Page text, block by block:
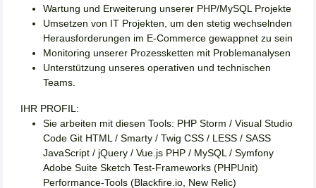
Wartung und Erweiterung unserer PHP/MySQL Projekte
Umsetzen von IT Projekten, um den stetig wechselnden
Herausforderungen im E-Commerce gewappnet zu sein
Monitoring unserer Prozessketten mit Problemanalysen
Unterstützung unseres operativen und technischen
Teams.
IHR PROFIL:
Sie arbeiten mit diesen Tools: PHP Storm / Visual Studio
Code Git HTML / Smarty / Twig CSS / LESS / SASS
JavaScript / jQuery / Vue.js PHP / MySQL / Symfony
Adobe Suite Sketch Test-Frameworks (PHPUnit)
Performance-Tools (Blackfire.io, New Relic)